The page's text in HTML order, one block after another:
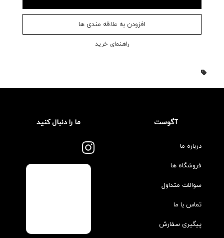
افزودن به علاقه مندی ها
راهنمای خرید
آگوست
درباره ما
فروشگاه ها
سوالات متداول
تماس با ما
پیگیری سفارش
ما را دنبال کنید